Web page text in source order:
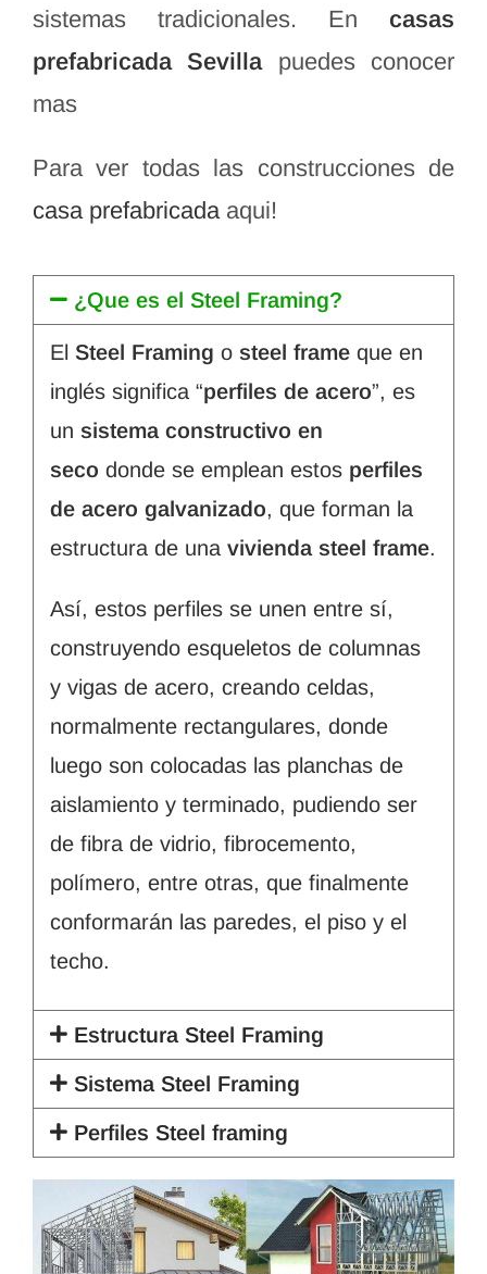
sistemas tradicionales. En casas
prefabricada Sevilla puedes conocer
mas
Para ver todas las construcciones de
casa prefabricadaaqui!
¿Que es el Steel Framing?
El Steel Framing o steel frame que en
inglés significa “perfiles de acero”, es
un sistema constructivo en
seco donde se emplean estos perfiles
de acero galvanizado, que forman la
estructura de una vivienda steel frame.
Así, estos perfiles se unen entre sí,
construyendo esqueletos de columnas
y vigas de acero, creando celdas,
normalmente rectangulares, donde
luego son colocadas las planchas de
aislamiento y terminado, pudiendo ser
de fibra de vidrio, fibrocemento,
polímero, entre otras, que finalmente
conformarán las paredes, el piso y el
techo.
Estructura Steel Framing
Sistema Steel Framing
Perfiles Steel framing